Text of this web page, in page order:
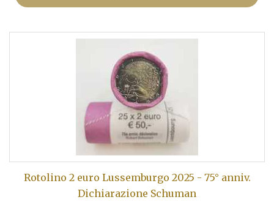
Rotolino 2 euro Lussemburgo 2025 - 75° anniv.
Dichiarazione Schuman